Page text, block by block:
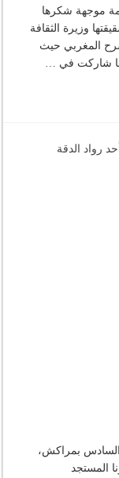
موجهة شكرها
وزيرة الثقافة
المغربي حيث
شاركت في …
أحد رواد الدقة
السادس بمراكش،
المستجد